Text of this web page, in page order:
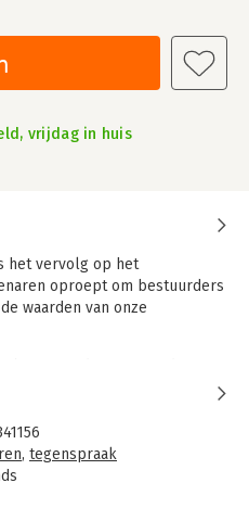
vrijdag in huis
het vervolg op het
oproept om bestuurders
waarden van onze
bevorderen. Het staat vol
auteurs en ervaren
reflectie- en
de waan van de dag te
voor gewetensvragen,
, tegenspraak